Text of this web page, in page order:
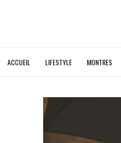
ACCUEIL LIFESTYLE MONTRES